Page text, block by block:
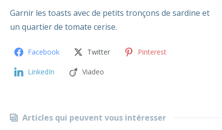
Garnir les toasts avec de petits tronçons de sardine et
un quartier de tomate cerise.
Facebook Twitter Pinterest
LinkedIn Viadeo
Articles qui peuvent vous intéresser